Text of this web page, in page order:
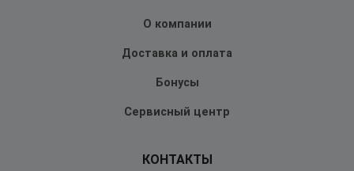
О компании
Доставка и оплата
Бонусы
Сервисный центр
КОНТАКТЫ